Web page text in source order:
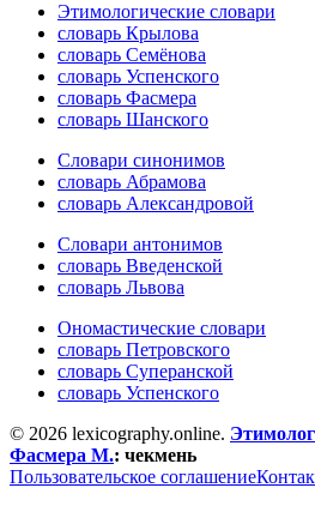
Этимологические словари
словарь Крылова
словарь Семёнова
словарь Успенского
словарь Фасмера
словарь Шанского
Словари синонимов
словарь Абрамова
словарь Александровой
Словари антонимов
словарь Введенской
словарь Львова
Ономастические словари
словарь Петровского
словарь Суперанской
словарь Успенского
© 2026 lexicography.online.
Фасмера М.: чекмень
Пользовательское соглашение